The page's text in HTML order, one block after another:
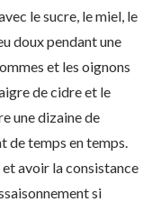
le sucre, le miel, le
doux pendant une
et les oignons
de cidre et le
une dizaine de
de temps en temps.
avoir la consistance
si